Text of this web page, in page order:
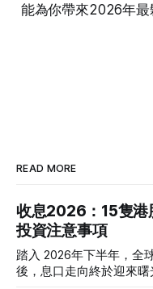
能為你帶來2026年最
READ MORE
收息2026：15隻港
投資注意事項
踏入 2026年下半年，全
後，息口走向終於迎來曙